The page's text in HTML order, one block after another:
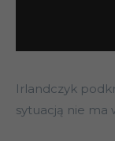
Irlandczyk
sytuacją nie ma